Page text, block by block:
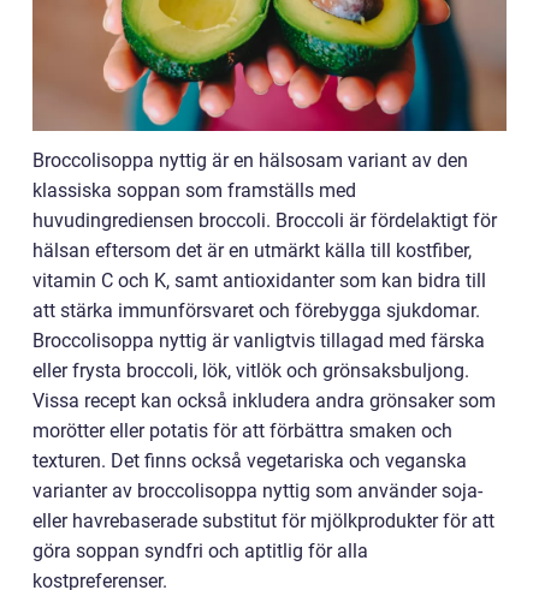
Broccolisoppa nyttig är en hälsosam variant av den
klassiska soppan som framställs med
huvudingrediensen broccoli. Broccoli är fördelaktigt för
hälsan eftersom det är en utmärkt källa till kostfiber,
vitamin C och K, samt antioxidanter som kan bidra till
att stärka immunförsvaret och förebygga sjukdomar.
Broccolisoppa nyttig är vanligtvis tillagad med färska
eller frysta broccoli, lök, vitlök och grönsaksbuljong.
Vissa recept kan också inkludera andra grönsaker som
morötter eller potatis för att förbättra smaken och
texturen. Det finns också vegetariska och veganska
varianter av broccolisoppa nyttig som använder soja-
eller havrebaserade substitut för mjölkprodukter för att
göra soppan syndfri och aptitlig för alla
kostpreferenser.